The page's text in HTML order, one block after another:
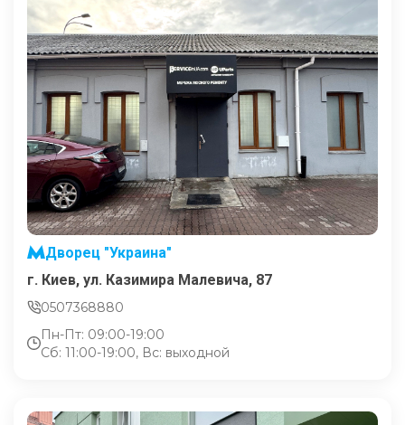
Дворец "Украина"
г. Киев, ул. Казимира Малевича, 87
0507368880
Пн-Пт: 09:00-19:00
Сб: 11:00-19:00, Вс: выходной